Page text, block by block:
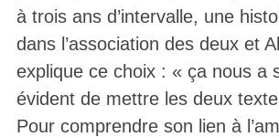
à trois ans d’intervalle, une
dans l’association des deux et
explique ce choix : « ça nous a
évident de mettre les deux
Pour comprendre son lien à